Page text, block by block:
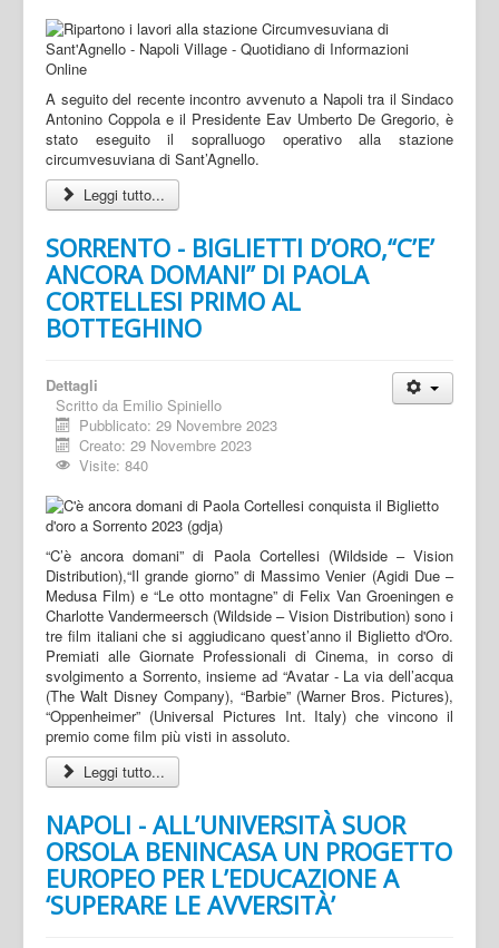
A seguito del recente incontro avvenuto a Napoli tra il Sindaco
Antonino Coppola e il Presidente Eav Umberto De Gregorio, è
stato eseguito il sopralluogo operativo alla stazione
circumvesuviana di Sant’Agnello.
Leggi tutto...
SORRENTO - BIGLIETTI D’ORO,“C’E’
ANCORA DOMANI” DI PAOLA
CORTELLESI PRIMO AL
BOTTEGHINO
Dettagli
Scritto da Emilio Spiniello
Pubblicato: 29 Novembre 2023
Creato: 29 Novembre 2023
Visite: 840
“C’è ancora domani” di Paola Cortellesi (Wildside – Vision
Distribution),“Il grande giorno” di Massimo Venier (Agidi Due –
Medusa Film) e “Le otto montagne” di Felix Van Groeningen e
Charlotte Vandermeersch (Wildside – Vision Distribution) sono i
tre film italiani che si aggiudicano quest’anno il Biglietto d'Oro.
Premiati alle Giornate Professionali di Cinema, in corso di
svolgimento a Sorrento, insieme ad “Avatar - La via dell’acqua
(The Walt Disney Company), “Barbie” (Warner Bros. Pictures),
“Oppenheimer” (Universal Pictures Int. Italy) che vincono il
premio come film più visti in assoluto.
Leggi tutto...
NAPOLI - ALL’UNIVERSITÀ SUOR
ORSOLA BENINCASA UN PROGETTO
EUROPEO PER L’EDUCAZIONE A
‘SUPERARE LE AVVERSITÀ’